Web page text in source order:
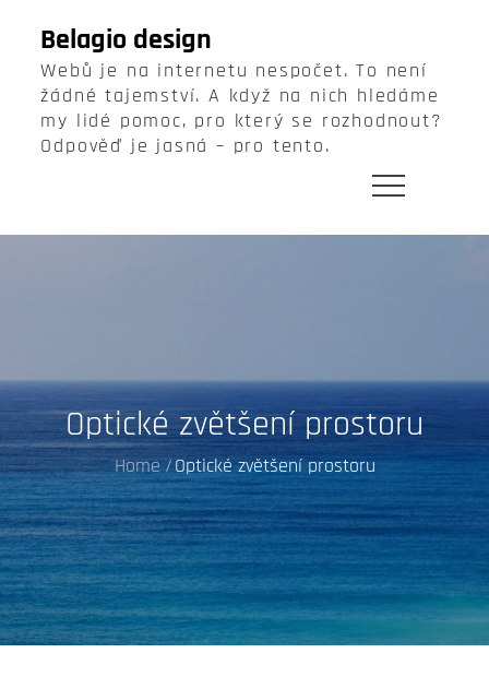
content
Belagio design
Webů je na internetu nespočet. To není
žádné tajemství. A když na nich hledáme
my lidé pomoc, pro který se rozhodnout?
Odpověď je jasná – pro tento.
Optické zvětšení prostoru
Home Optické zvětšení prostoru